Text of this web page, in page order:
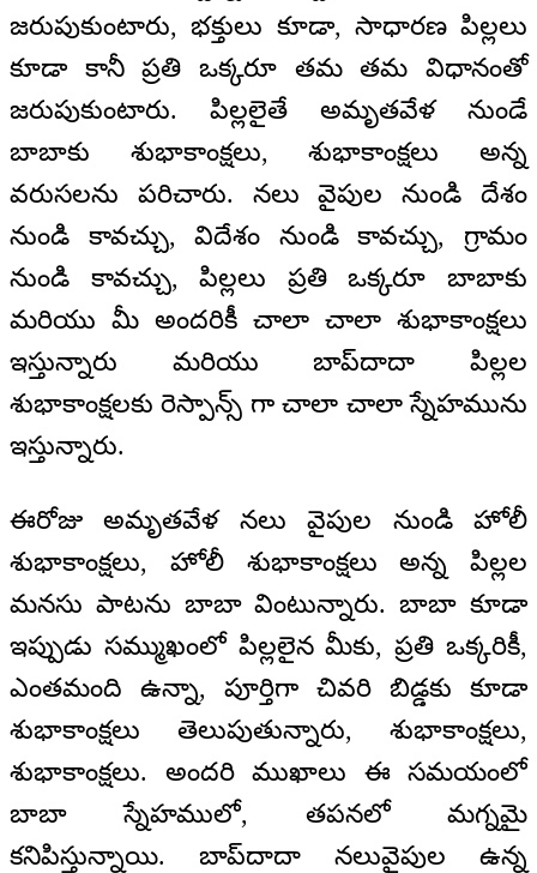
జరుపుకుంటారు, భక్తులు కూడా, సాధారణ పిల్లలు
కూడా కానీ ప్రతి ఒక్కరూ తమ తమ విధానంతో
జరుపుకుంటారు. పిల్లలైతే అమృతవేళ నుండే
బాబాకు శుభాకాంక్షలు, శుభాకాంక్షలు అన్న
వరుసలను పరిచారు. నలు వైపుల నుండి దేశం
నుండి కావచ్చు, విదేశం నుండి కావచ్చు, గ్రామం
నుండి కావచ్చు, పిల్లలు ప్రతి ఒక్కరూ బాబాకు
మరియు మీ అందరికీ చాలా చాలా శుభాకాంక్షలు
ఇస్తున్నారు మరియు బాప్‍దాదా పిల్లల
శుభాకాంక్షలకు రెస్పాన్స్ గా చాలా చాలా స్నేహమును
ఇస్తున్నారు.
ఈరోజు అమృతవేళ నలు వైపుల నుండి హోలీ
శుభాకాంక్షలు, హోలీ శుభాకాంక్షలు అన్న పిల్లల
మనసు పాటను బాబా వింటున్నారు. బాబా కూడా
ఇప్పుడు సమ్ముఖంలో పిల్లలైన మీకు, ప్రతి ఒక్కరికీ,
ఎంతమంది ఉన్నా, పూర్తిగా చివరి బిడ్డకు కూడా
శుభాకాంక్షలు తెలుపుతున్నారు, శుభాకాంక్షలు,
శుభాకాంక్షలు. అందరి ముఖాలు ఈ సమయంలో
బాబా స్నేహములో, తపనలో మగ్నమై
కనిపిస్తున్నాయి. బాప్‍దాదా నలువైపుల ఉన్న